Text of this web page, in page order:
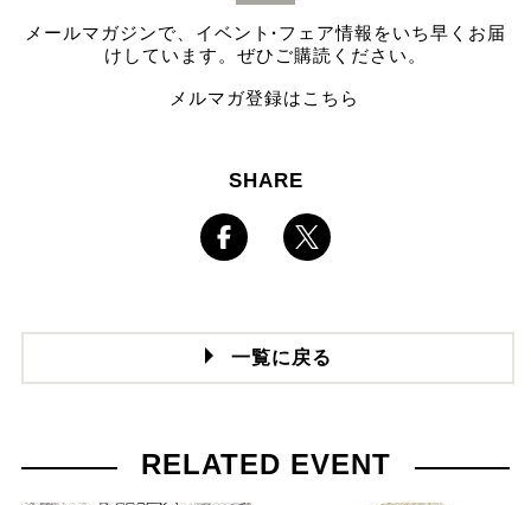
メールマガジンで、イベント ·フェア情報をいち早くお届
けしています。ぜひご購読ください。
メルマガ登録はこちら
SHARE
一覧に戻る
RELATED EVENT